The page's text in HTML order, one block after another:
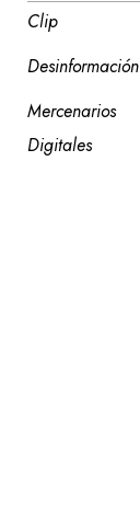
Clip
Desinformación
Mercenarios
Digitales